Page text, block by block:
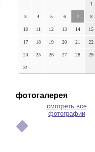
1
3 4 5 6 7 8
10 11 12 13 14 15
17 18 19 20 21 22
24 25 26 27 28 29
31
фотогалерея
смотреть все
фотографии